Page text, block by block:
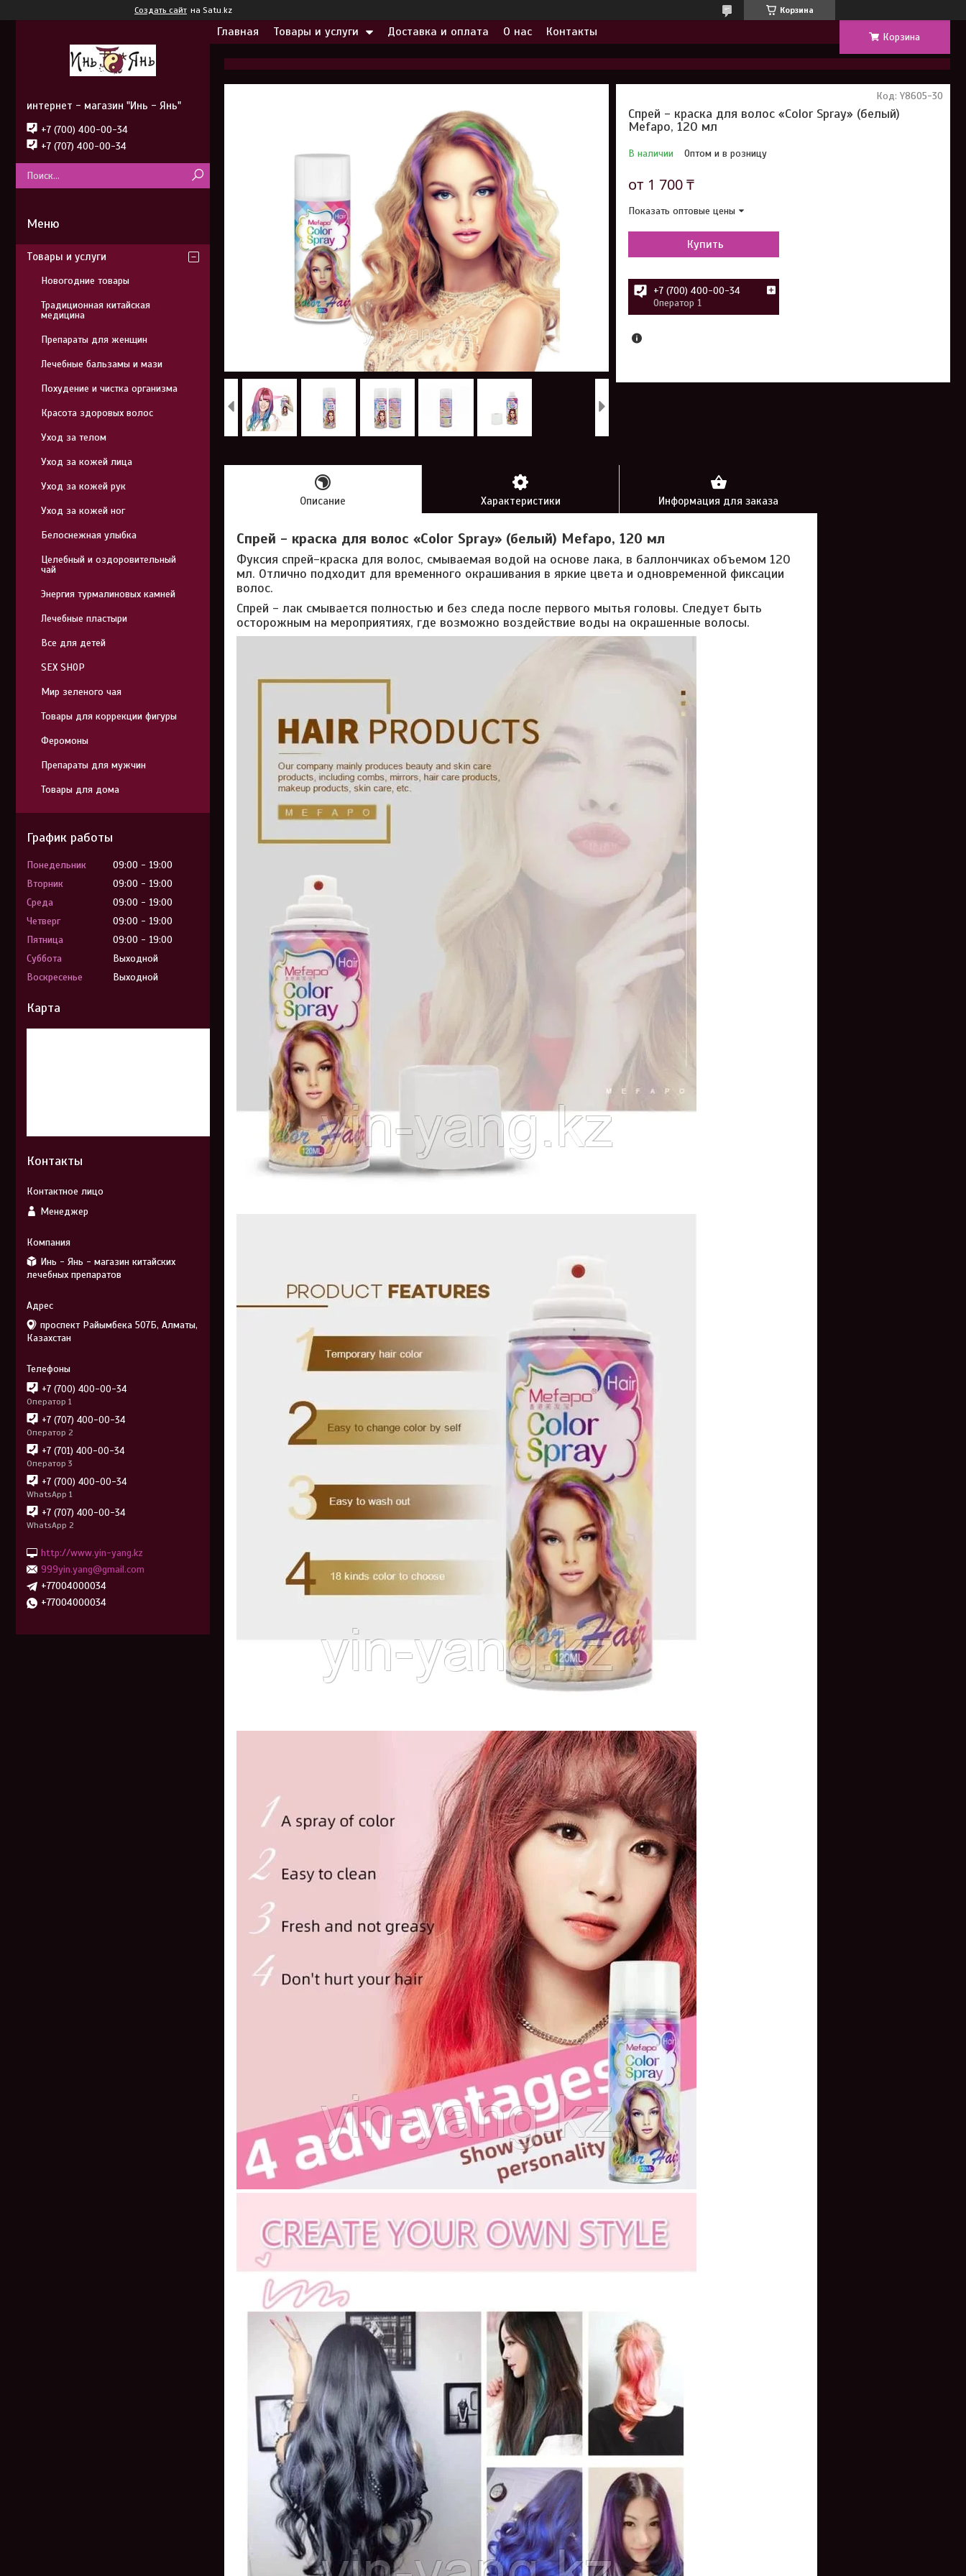
Создать сайт на Satu.kz Корзина
Главная Товары и услуги Доставка и оплата О нас Контакты Корзина
Спрей - краска для волос «Color Spray» (белый)
Mefapo, 120 мл
В наличии Оптом и в розницу
Код: Y8605-30
от 1 700 ₸
Показать оптовые цены
Купить
+7 (700) 400-00-34
Оператор 1
Описание Характеристики Информация для заказа
Спрей - краска для волос «Color Spray» (белый) Mefapo, 120 мл
Фуксия спрей-краска для волос, смываемая водой на основе лака, в баллончиках объемом 120
мл. Отлично подходит для временного окрашивания в яркие цвета и одновременной фиксации
волос.
Спрей - лак смывается полностью и без следа после первого мытья головы. Следует быть
осторожным на мероприятиях, где возможно воздействие воды на окрашенные волосы.
интернет - магазин "Инь - Янь"
+7 (700) 400-00-34
+7 (707) 400-00-34
Товары и услуги
Новогодние товары
Традиционная китайская
медицина
Препараты для женщин
Лечебные бальзамы и мази
Похудение и чистка организма
Красота здоровых волос
Уход за телом
Уход за кожей лица
Уход за кожей рук
Уход за кожей ног
Белоснежная улыбка
Целебный и оздоровительный
чай
Энергия турмалиновых камней
Лечебные пластыри
Все для детей
SEX SHOP
Мир зеленого чая
Товары для коррекции фигуры
Феромоны
Препараты для мужчин
Товары для дома
График работы
Понедельник 09:00
19:00
Вторник
09:00
19:00
Среда
09:00
19:00
Четверг
09:00
19:00
Пятница
09:00
19:00
Суббота
Выходной
Воскресенье
Выходной
Карта
Контакты
Менеджер
Инь - Янь - магазин китайских
лечебных препаратов
проспект Райымбека 507Б, Алматы,
Казахстан
+7 (700) 400-00-34
Оператор 1
+7 (707) 400-00-34
Оператор 2
+7 (701) 400-00-34
Оператор 3
+7 (700) 400-00-34
WhatsApp 1
+7 (707) 400-00-34
WhatsApp 2
http://www.yin-yang.kz
999yin.yang@gmail.com
+77004000034
+77004000034